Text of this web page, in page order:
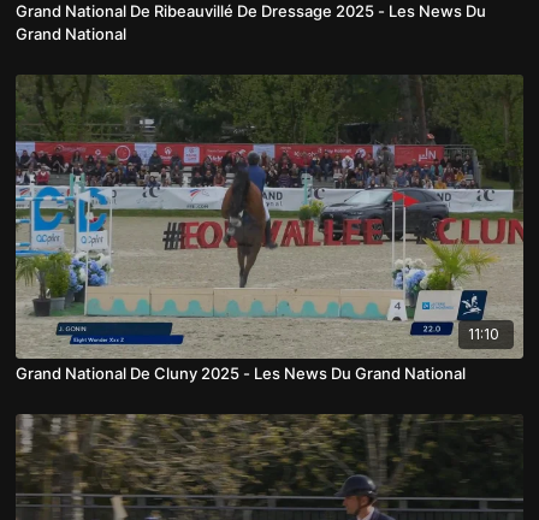
Grand National De Ribeauvillé De Dressage 2025 - Les News Du
Grand National
11:10
Grand National De Cluny 2025 - Les News Du Grand National